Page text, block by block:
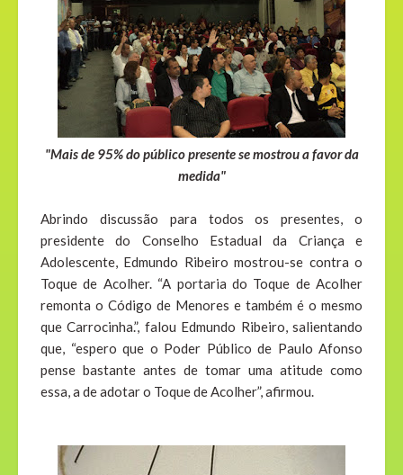
"Mais de 95% do público presente se mostrou a favor da
medida"
Abrindo discussão para todos os presentes, o
presidente do Conselho Estadual da Criança e
Adolescente, Edmundo Ribeiro mostrou-se contra o
Toque de Acolher. “A portaria do Toque de Acolher
remonta o Código de Menores e também é o mesmo
que Carrocinha.”, falou Edmundo Ribeiro, salientando
que, “espero que o Poder Público de Paulo Afonso
pense bastante antes de tomar uma atitude como
essa, a de adotar o Toque de Acolher”, afirmou.